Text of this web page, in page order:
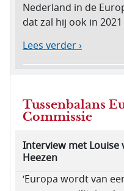
Nederland in de
dat zal hij ook in 2021
Lees verder ›
Tussenbalans
Commissie
Interview met Louise
Heezen
‘Europa wordt van